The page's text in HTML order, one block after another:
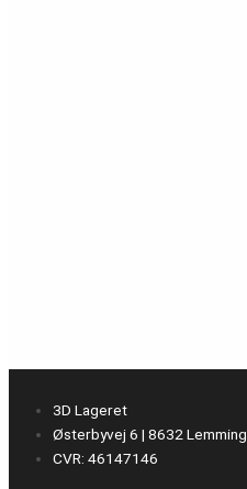
3D Lageret
Østerbyvej 6 | 8632 Lemming
CVR: 46147146